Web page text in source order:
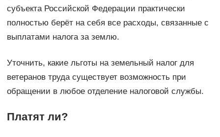
субъекта Российской Федерации практически
полностью берёт на себя все расходы, связанные с
выплатами налога за землю.
Уточнить, какие льготы на земельный налог для
ветеранов труда существует возможность при
обращении в любое отделение налоговой службы.
Платят ли?